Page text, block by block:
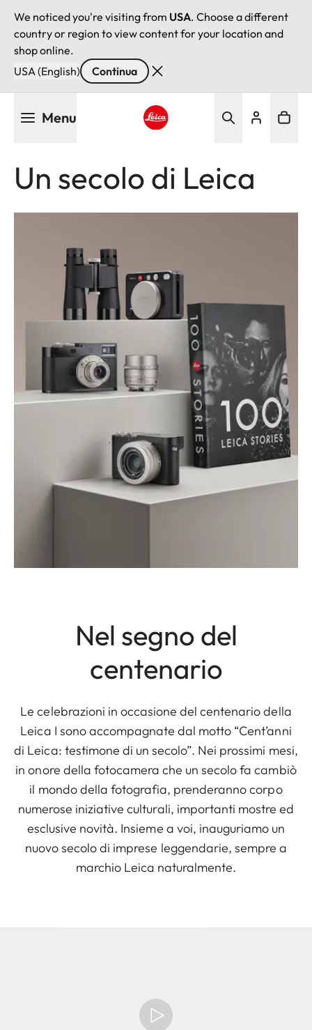
We noticed you're visiting from USA. Choose a different
country or region to view content for your location and
shop online.
USA (English)
Continua
Menu
Un secolo di Leica
Nel segno del
centenario
Le celebrazioni in occasione del centenario della
Leica I sono accompagnate dal motto “Cent’anni
di Leica: testimone di un secolo”. Nei prossimi mesi,
in onore della fotocamera che un secolo fa cambiò
il mondo della fotografia, prenderanno corpo
numerose iniziative culturali, importanti mostre ed
esclusive novità. Insieme a voi, inauguriamo un
nuovo secolo di imprese leggendarie, sempre a
marchio Leica naturalmente.